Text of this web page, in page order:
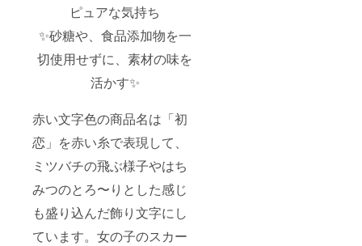
ピュアな気持ち
✨砂糖や、食品添加物を一
切使用せずに、素材の味を
活かす✨
赤い文字色の商品名は「初
恋」を赤い糸で表現して、
ミツバチの飛ぶ様子やはち
みつのとろ〜りとした感じ
も盛り込んだ飾り文字にし
ています。女の子のスカー